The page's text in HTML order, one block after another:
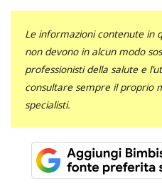
Le informazioni contenute in
non devono in alcun modo
professionisti della salute e
consultare sempre il proprio
specialisti.